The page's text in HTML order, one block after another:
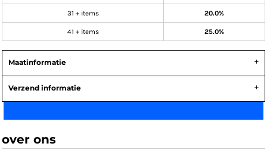
31 + items 20.0%
41 + items 25.0%
Maatinformatie
Verzend informatie
over ons